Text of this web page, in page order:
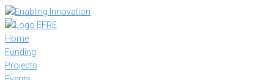
Skip
to
content
Home
Funding
Projects